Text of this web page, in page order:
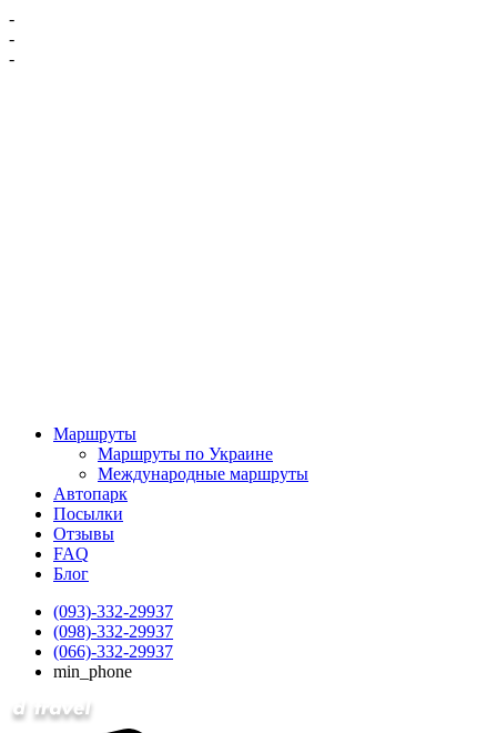
-
-
-
Маршруты
Маршруты по Украине
Международные маршруты
Автопарк
Посылки
Отзывы
FAQ
Блог
(093)-332-29937
(098)-332-29937
(066)-332-29937
min_phone